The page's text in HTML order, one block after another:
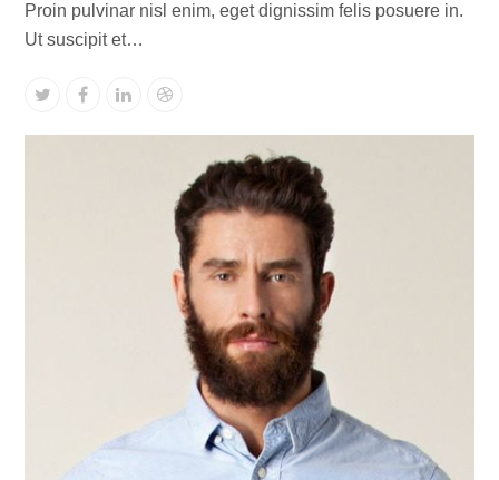
Proin pulvinar nisl enim, eget dignissim felis posuere in.
Ut suscipit et…
TwitterFacebook
LinkedinDribbble